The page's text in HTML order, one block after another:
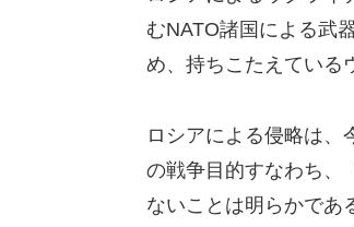
むNATO諸国による武
め、持ちこたえている
ロシアによる侵略は、
の戦争目的すなわち、
ないことは明らかであ